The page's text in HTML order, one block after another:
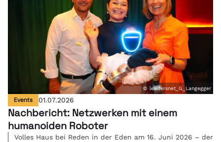
© leadersnet_G_Langegger
Events 01.07.2026
Nachbericht: Netzwerken mit einem
humanoiden Roboter
Volles Haus bei Reden in der Eden am 16. Juni 2026 – der